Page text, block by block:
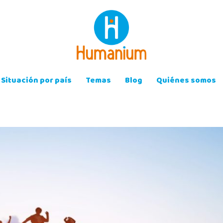
Situación por país Temas Blog Quiénes somos